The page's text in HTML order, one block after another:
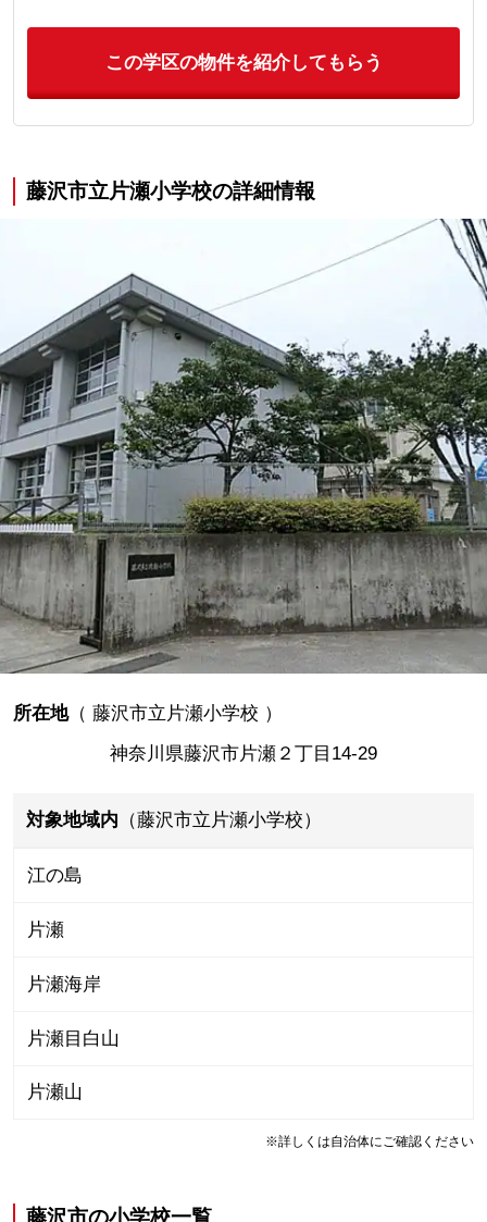
この学区の物件を紹介してもらう
藤沢市立片瀬小学校の詳細情報
所在地（ 藤沢市立片瀬小学校 ）
神奈川県藤沢市片瀬２丁目14-29
対象地域内 （藤沢市立片瀬小学校）
江の島
片瀬
片瀬海岸
片瀬目白山
片瀬山
※詳しくは自治体にご確認ください
藤沢市の小学校一覧